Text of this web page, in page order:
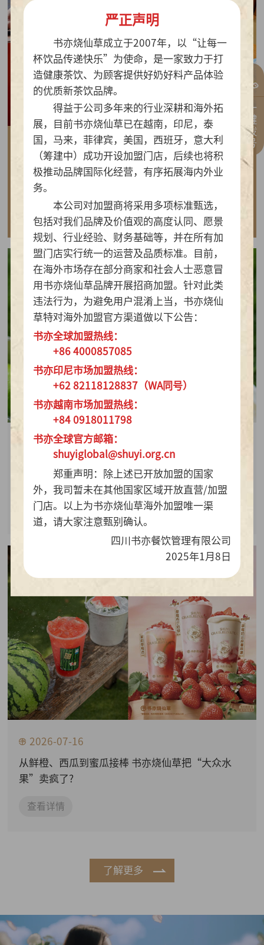
一键拨号
2026-07-30
做实亲民茶饮！书亦烧仙草以“有料品类之王”拿
下2026新茶饮TOP10
查看详情
2026-07-28
质价比持续热销
查看详情
2026-07-16
从鲜橙、西瓜到蜜瓜接棒 书亦烧仙草把“大众水
果”卖疯了?
查看详情
了解更多
严正声明
书亦烧仙草成立于2007年，以“让每一
杯饮品传递快乐”为使命，是一家致力于打
造健康茶饮、为顾客提供好奶好料产品体验
的优质新茶饮品牌。
得益于公司多年来的行业深耕和海外拓
展，目前书亦烧仙草已在越南，印尼，泰
国，马来，菲律宾，美国，西班牙，意大利
（筹建中）成功开设加盟门店，后续也将积
极推动品牌国际化经营，有序拓展海内外业
务。
本公司对加盟商将采用多项标准甄选，
包括对我们品牌及价值观的高度认同、愿景
规划、行业经验、财务基础等，并在所有加
盟门店实行统一的运营及品质标准。目前，
在海外市场存在部分商家和社会人士恶意冒
用书亦烧仙草品牌开展招商加盟。针对此类
违法行为，为避免用户混淆上当，书亦烧仙
草特对海外加盟官方渠道做以下公告：
书亦全球加盟热线：
+86 4000857085
书亦印尼市场加盟热线：
+62 82118128837（WA同号）
书亦越南市场加盟热线：
+84 0918011798
书亦全球官方邮箱：
shuyiglobal@shuyi.org.cn
郑重声明：除上述已开放加盟的国家
外，我司暂未在其他国家区域开放直营/加盟
门店。以上为书亦烧仙草海外加盟唯一渠
道，请大家注意甄别确认。
四川书亦餐饮管理有限公司
2025年1月8日